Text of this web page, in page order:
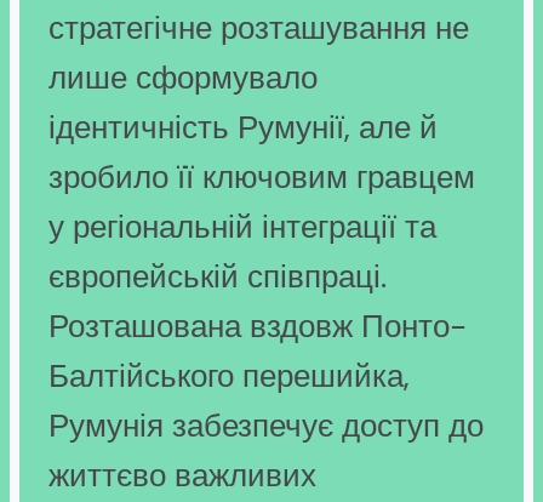
стратегічне розташування не
лише сформувало
ідентичність Румунії, але й
зробило її ключовим гравцем
у регіональній інтеграції та
європейській співпраці.
Розташована вздовж Понто-
Балтійського перешийка,
Румунія забезпечує доступ до
життєво важливих